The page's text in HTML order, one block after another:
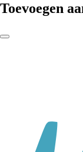
Toevoegen